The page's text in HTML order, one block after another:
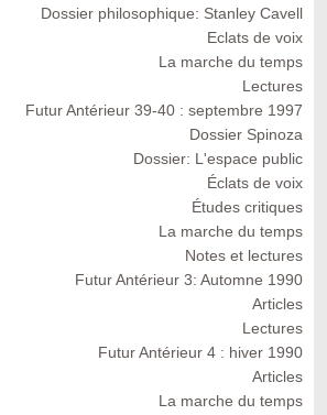
Dossier philosophique: Stanley Cavell
Eclats de voix
La marche du temps
Lectures
Futur Antérieur 39-40 : septembre 1997
Dossier Spinoza
Dossier: L'espace public
Éclats de voix
Études critiques
La marche du temps
Notes et lectures
Futur Antérieur 3: Automne 1990
Articles
Lectures
Futur Antérieur 4 : hiver 1990
Articles
La marche du temps